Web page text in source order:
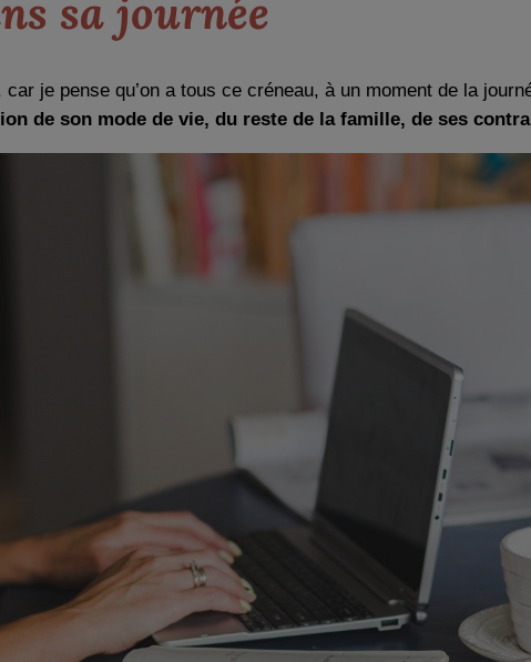
sa journée
je pense qu’on a tous ce créneau, à un moment de la
de son mode de vie, du reste de la famille, de ses